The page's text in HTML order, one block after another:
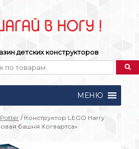
детских конструкторов
МЕНЮ
/ Конструктор LEGO Harry
башня Хогвартса»